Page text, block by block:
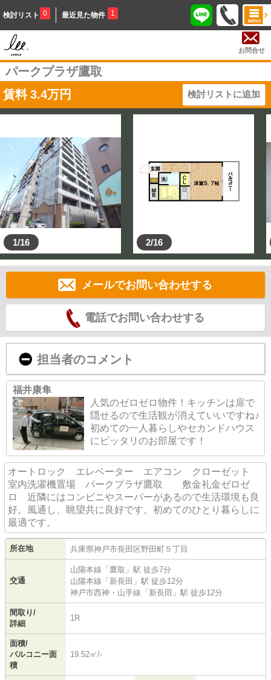
検討リスト 0 最近見た物件 1
お問合せ
パークプラザ鷹取
賃料 3.4万円 検討リストに追加
1/16 2/16
メールでお問い合わせする
電話でお問い合わせする
担当者のコメント
福井康隼
人気のゼロゼロ物件！キッチンは扉で
隠せるので生活観が消えていいですね♪
初めての一人暮らしやセカンドハウス
にピッタリのお部屋です！
オートロック エレベーター エアコン クローゼット
室内洗濯機置場 パークプラザ鷹取 敷金礼金ゼロゼ
ロ 近隣にはコンビニやスーパーがあるので生活環境も良
好。風通し、眺望共に良好です。初めてのひとり暮らしに
最適です。
所在地 兵庫県神戸市長田区野田町 ５丁目
交通
山陽本線 「 鷹取 」駅 徒歩7分
山陽本線 「 新長田 」駅 徒歩12分
神戸市西神・山手線 「 新長田 」駅 徒歩12分
間取り/
詳細
1R
面積/
バルコニー面
積
19.52㎡/-